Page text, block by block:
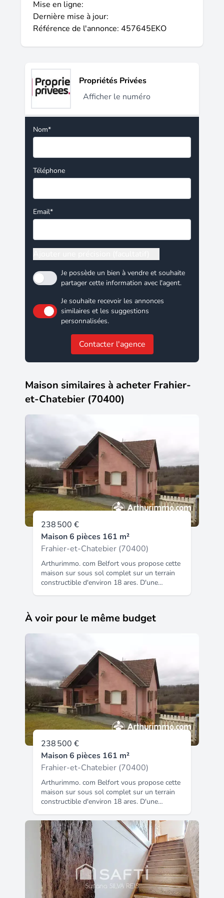
le professionnel garantit et sécurise votre
projet immobilier. Eric koeberlé (ei) agent
819 -. Les informations sur les risques
disponibles sur le site géorisques : www.
Georisques. Gouv. Fr.
Mise en ligne:
Dernière mise à jour:
Référence de l'annonce: 457645EKO
Propriétés Privées
Afficher le numéro
Nom*
Téléphone
Email*
Je possède un bien à vendre et souhaite
partager cette information avec l'agent.
Je souhaite recevoir les annonces
similaires et les suggestions
personnalisées.
Contacter l'agence
Maison similaires à acheter Frahier-
et-Chatebier (70400)
238 500 €
Maison 6 pièces 161 m²
Frahier-et-Chatebier (70400)
Arthurimmo. com Belfort vous propose cette
maison sur sous sol complet sur un terrain
constructible d'environ 18 ares. D'une
qu'une terrasse extérieure couverte sur sa
moitié. Vous trouverez une cuisine ouverte
bains et d'un WC. Une grande mezzanine
pourra servir de salle de jeux ou d'espace
détente a l'étage. Plusieurs pièces dans le
sous sol et un garage pouvant contenir 2 à 3
voitures.
À voir pour le même budget
238 500 €
Maison 6 pièces 161 m²
Frahier-et-Chatebier (70400)
Arthurimmo. com Belfort vous propose cette
maison sur sous sol complet sur un terrain
constructible d'environ 18 ares. D'une
loisirs de profiter de grandes pièces ainsi
qu'une terrasse extérieure couverte sur sa
moitié. Vous trouverez une cuisine ouverte
sur une salle à manger ainsi qu'un séjour
indépendant, de 4 chambres, d'une salle de
bains et d'un WC. Une grande mezzanine
pourra servir de salle de jeux ou d'espace
détente a l'étage. Plusieurs pièces dans le